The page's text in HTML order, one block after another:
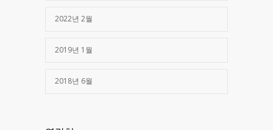
2022년 2월
2019년 1월
2018년 6월